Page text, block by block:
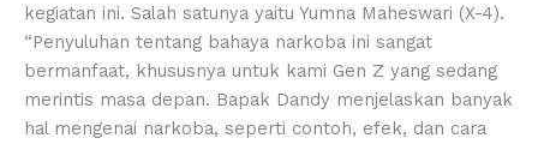
kegiatan ini. Salah satunya yaitu Yumna Maheswari (X-4).
“Penyuluhan tentang bahaya narkoba ini sangat
bermanfaat, khususnya untuk kami Gen Z yang sedang
merintis masa depan. Bapak Dandy menjelaskan banyak
hal mengenai narkoba, seperti contoh, efek, dan cara